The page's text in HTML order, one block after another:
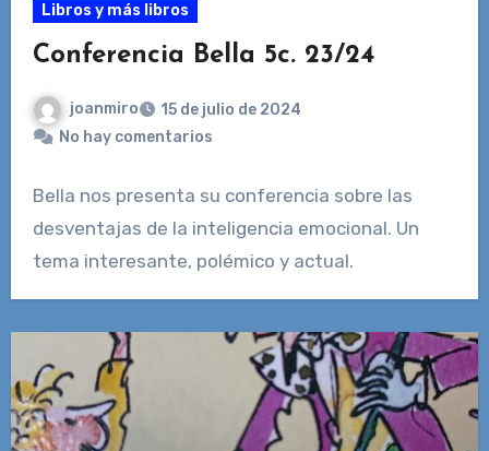
Libros y más libros
Conferencia Bella 5c. 23/24
joanmiro
15 de julio de 2024
No hay comentarios
Bella nos presenta su conferencia sobre las
desventajas de la inteligencia emocional. Un
tema interesante, polémico y actual.